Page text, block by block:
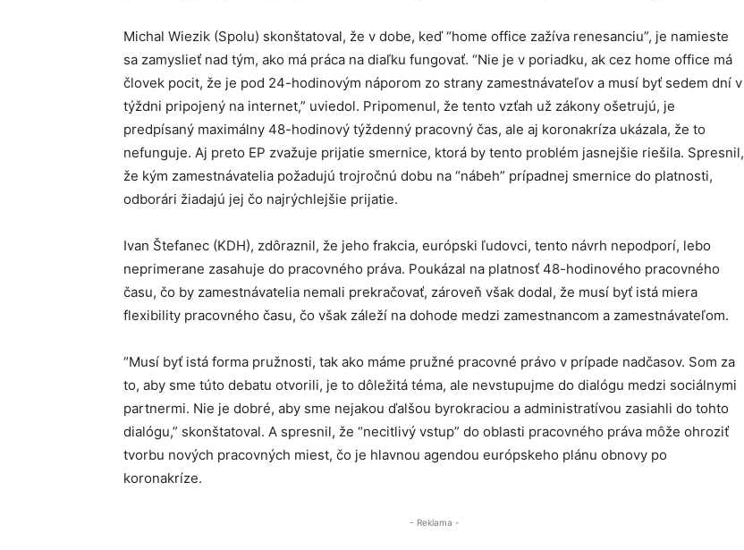
Michal Wiezik (Spolu) skonštatoval, že v dobe, keď “home office zažíva renesanciu”, je namieste
sa zamyslieť nad tým, ako má práca na diaľku fungovať. “Nie je v poriadku, ak cez home office má
človek pocit, že je pod 24-hodinovým náporom zo strany zamestnávateľov a musí byť sedem dní v
týždni pripojený na internet,” uviedol. Pripomenul, že tento vzťah už zákony ošetrujú, je
predpísaný maximálny 48-hodinový týždenný pracovný čas, ale aj koronakríza ukázala, že to
nefunguje. Aj preto EP zvažuje prijatie smernice, ktorá by tento problém jasnejšie riešila. Spresnil,
že kým zamestnávatelia požadujú trojročnú dobu na “nábeh” prípadnej smernice do platnosti,
odborári žiadajú jej čo najrýchlejšie prijatie.
Ivan Štefanec (KDH), zdôraznil, že jeho frakcia, európski ľudovci, tento návrh nepodporí, lebo
neprimerane zasahuje do pracovného práva. Poukázal na platnosť 48-hodinového pracovného
času, čo by zamestnávatelia nemali prekračovať, zároveň však dodal, že musí byť istá miera
flexibility pracovného času, čo však záleží na dohode medzi zamestnancom a zamestnávateľom.
“Musí byť istá forma pružnosti, tak ako máme pružné pracovné právo v prípade nadčasov. Som za
to, aby sme túto debatu otvorili, je to dôležitá téma, ale nevstupujme do dialógu medzi sociálnymi
partnermi. Nie je dobré, aby sme nejakou ďalšou byrokraciou a administratívou zasiahli do tohto
dialógu,” skonštatoval. A spresnil, že “necitlivý vstup” do oblasti pracovného práva môže ohroziť
tvorbu nových pracovných miest, čo je hlavnou agendou európskeho plánu obnovy po
koronakríze.
- Reklama -